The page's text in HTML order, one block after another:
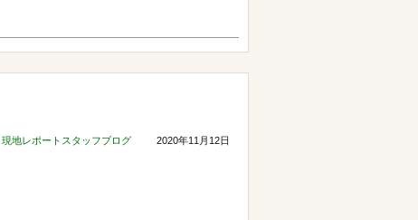
現地レポートスタッフブログ 2020年11月12日